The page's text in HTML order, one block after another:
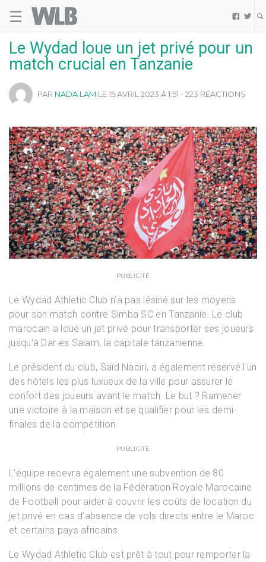
☰  
Le Wydad loue un jet privé pour un
match crucial en Tanzanie
PAR NADA LAM LE 15 AVRIL 2023 À 1:51 - 223 RÉACTIONS
PUBLICITÉ
Le Wydad Athletic Club n’a pas lésiné sur les moyens
pour son match contre Simba SC en Tanzanie. Le club
marocain a loué un jet privé pour transporter ses joueurs
jusqu’à Dar es Salam, la capitale tanzanienne.
Le président du club, Saïd Naciri, a également réservé l’un
des hôtels les plus luxueux de la ville pour assurer le
confort des joueurs avant le match. Le but ? Ramener
une victoire à la maison et se qualifier pour les demi-
finales de la compétition.
PUBLICITÉ
L’équipe recevra également une subvention de 80
millions de centimes de la Fédération Royale Marocaine
de Football pour aider à couvrir les coûts de location du
jet privé en cas d’absence de vols directs entre le Maroc
et certains pays africains.
Le Wydad Athletic Club est prêt à tout pour remporter la